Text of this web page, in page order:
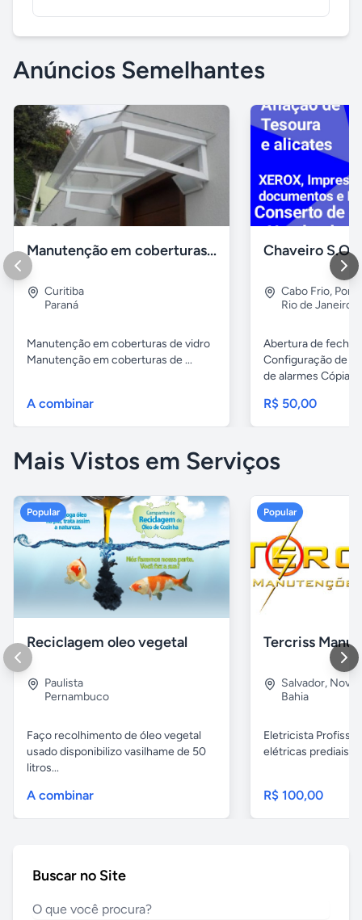
Anúncios Semelhantes
Manutenção em coberturas de vidro e policarbonato
Curitiba
Paraná
Manutenção em coberturas de vidro
Manutenção em coberturas de ...
A combinar
Cabo Frio,
Rio de Janeiro
Abertura de
Configuração de
de alarmes
R$ 50,00
Mais Vistos em Serviços
Popular
Reciclagem oleo vegetal
Paulista
Pernambuco
Faço recolhimento de óleo vegetal
usado disponibilizo vasilhame de 50
litros...
A combinar
Popular
Salvador, Nova
Bahia
Eletricista
elétricas prediais e
R$ 100,00
Buscar no Site